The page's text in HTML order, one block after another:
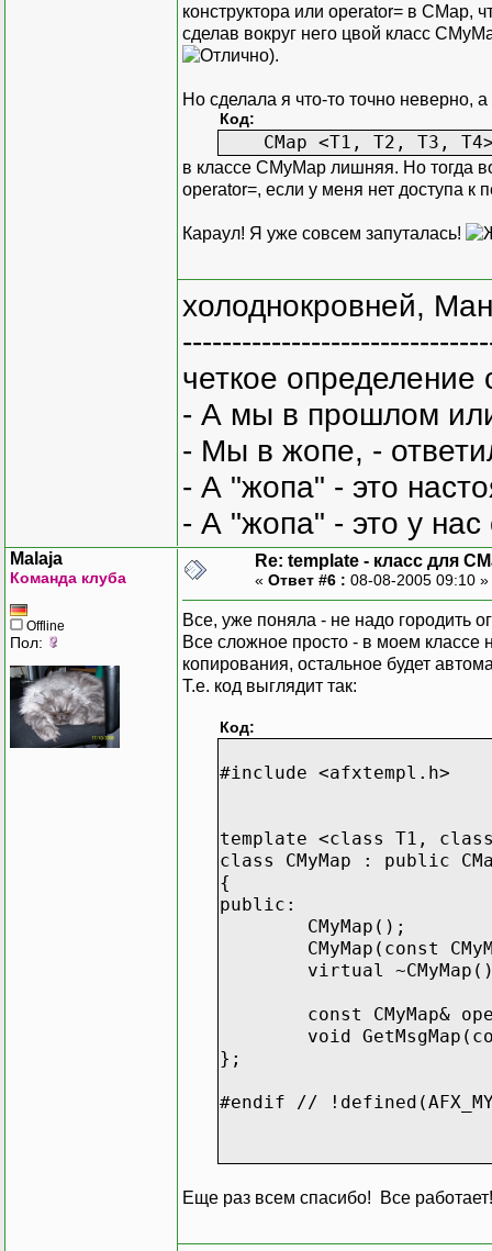
конструктора или operator= в CMap,
сделав вокруг него цвой класс
).
Но сделала я что-то точно неверно,
Код:
CMap <T1, T2, T3, T4>
в классе CMyMap лишняя. Но тогда
operator=, если у меня нет доступа к
Караул! Я уже совсем запуталась!
холоднокровней,
четкое
- А мы в прошлом
- Мы в жопе, -
- А "жопа" - это
- А "жопа" - это у
Malaja
Команда клуба
Offline
Пол:
Re: template - класс для
« Ответ #6 : 08-08-2005 09:10 »
Все, уже поняла - не надо городить
Все сложное просто - в моем классе
копирования, остальное будет
Т.е. код выглядит так:
Код:
#include <afxtempl.h>
template <class T1,
class CMyMap : public
{
public:
CMyMap();
CMyMap(const
virtual
const CMyMap&
void
};
#endif //
template <class T1,
CMyMap<T1, T2, T3,
Еще раз всем спасибо! Все